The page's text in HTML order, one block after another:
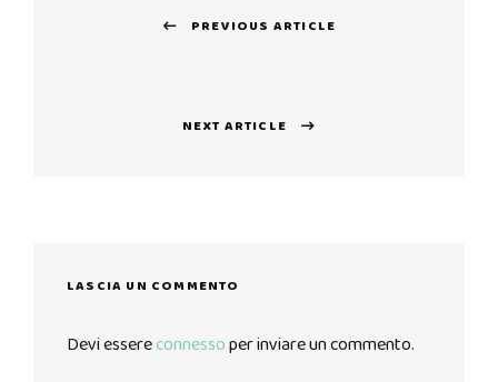
PREVIOUS ARTICLE
NEXT ARTICLE
LASCIA UN COMMENTO
Devi essereconnessoper inviare un commento.